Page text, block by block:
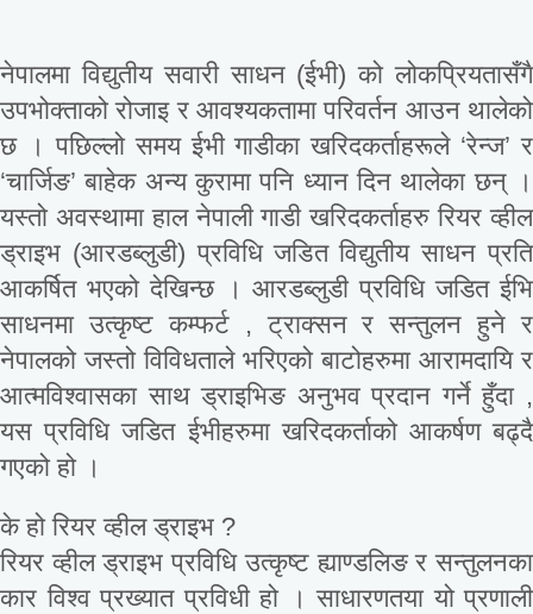
नेपालमा विद्युतीय सवारी साधन (ईभी) को लोकप्रियतासँगै
उपभोक्ताको रोजाइ र आवश्यकतामा परिवर्तन आउन थालेको
छ । पछिल्लो समय ईभी गाडीका खरिदकर्ताहरूले ‘रेन्ज’ र
‘चार्जिङ’ बाहेक अन्य कुरामा पनि ध्यान दिन थालेका छन् ।
यस्तो अवस्थामा हाल नेपाली गाडी खरिदकर्ताहरु रियर व्हील
ड्राइभ (आरडब्लुडी) प्रविधि जडित विद्युतीय साधन प्रति
आकर्षित भएको देखिन्छ । आरडब्लुडी प्रविधि जडित ईभि
साधनमा उत्कृष्ट कम्फर्ट , ट्राक्सन र सन्तुलन हुने र
नेपालको जस्तो विविधताले भरिएको बाटोहरुमा आरामदायि र
आत्मविश्वासका साथ ड्राइभिङ अनुभव प्रदान गर्ने हुँदा ,
यस प्रविधि जडित ईभीहरुमा खरिदकर्ताको आकर्षण बढ्दै
गएको हो ।
के हो रियर व्हील ड्राइभ ?
रियर व्हील ड्राइभ प्रविधि उत्कृष्ट ह्याण्डलिङ र सन्तुलनका
कार विश्व प्रख्यात प्रविधी हो । साधारणतया यो प्रणाली